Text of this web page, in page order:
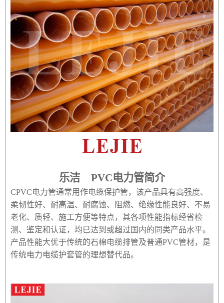
乐洁 PVC电力管简介
CPVC电力管通常用作电缆保护管，该产品具有高强度、
柔韧性好、耐高温、耐腐蚀、阻燃、绝缘性能良好、不易
老化、质轻、施工方便等特点，其各项性能指标经省检
测、鉴定和认证，均已达到或超过国内的同类产品水平。
产品性能大优于传统的石棉电缆排管及普通PVC管材，是
传统电力电缆护套管的理想替代品。